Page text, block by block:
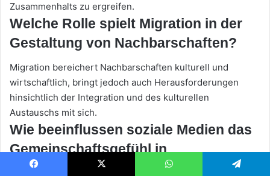
Zusammenhalts zu ergreifen.
Welche Rolle spielt Migration in der
Gestaltung von Nachbarschaften?
Migration bereichert Nachbarschaften kulturell und
wirtschaftlich, bringt jedoch auch Herausforderungen
hinsichtlich der Integration und des kulturellen
Austauschs mit sich.
Wie beeinflussen soziale Medien das
Gemeinschaftsgefühl in
Nachbarschaften?